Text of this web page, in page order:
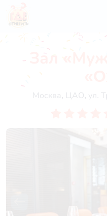
Зал
Москва, ЦАО, ул.